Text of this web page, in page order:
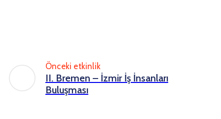
Önceki etkinlik
II. Bremen – İzmir İş İnsanları
Buluşması